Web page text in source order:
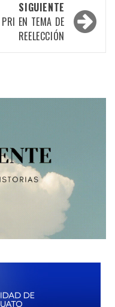
SIGUIENTE
EN TEMA DE
REELECCIÓN